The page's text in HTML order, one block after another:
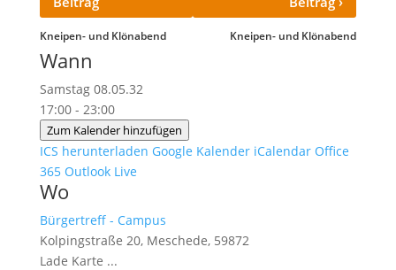
Kneipen- und Klönabend Kneipen- und Klönabend
Wann
Samstag 08.05.32
17:00 - 23:00
Zum Kalender hinzufügen
ICS herunterladen Google Kalender iCalendar Office
365 Outlook Live
Wo
Bürgertreff - Campus
Kolpingstraße 20, Meschede, 59872
Lade Karte ...